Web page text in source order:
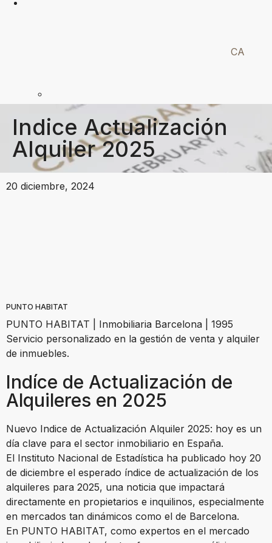
CA
Indice Actualización
Alquiler 2025
20 diciembre, 2024
PUNTO HABITAT
PUNTO HABITAT | Inmobiliaria Barcelona | 1995
Servicio personalizado en la gestión de venta y alquiler
de inmuebles.
Indíce de Actualización de
Alquileres en 2025
Nuevo Indice de Actualización Alquiler 2025: hoy es un
día clave para el sector inmobiliario en España.
El Instituto Nacional de Estadística ha publicado hoy 20
de diciembre el esperado índice de actualización de los
alquileres para 2025, una noticia que impactará
directamente en propietarios e inquilinos, especialmente
en mercados tan dinámicos como el de Barcelona.
En PUNTO HABITAT, como expertos en el mercado